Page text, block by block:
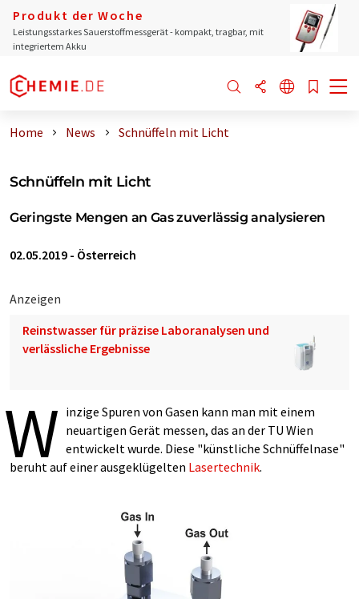
Produkt der Woche
Leistungsstarkes Sauerstoffmessgerät - kompakt, tragbar, mit
integriertem Akku
Home News Schnüffeln mit Licht
Schnüffeln mit Licht
Geringste Mengen an Gas zuverlässig analysieren
02.05.2019 - Österreich
Anzeigen
Reinstwasser für präzise Laboranalysen und
verlässliche Ergebnisse
W inzige Spuren von Gasen kann man mit einem
neuartigen Gerät messen, das an der TU Wien
entwickelt wurde. Diese "künstliche Schnüffelnase"
beruht auf einer ausgeklügelten Lasertechnik.